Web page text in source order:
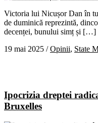
Victoria lui Nicușor Dan în
de duminică reprezintă,
decenței, bunului simț și […]
19 mai 2025 /Opinii, State
Ipocrizia dreptei
Bruxelles